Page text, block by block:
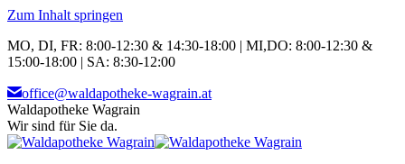
Zum Inhalt springen
MO, DI, FR: 8:00-12:30 & 14:30-18:00 | MI,DO: 8:00-12:30 &
15:00-18:00 | SA: 8:30-12:00
office@waldapotheke-wagrain.at
Waldapotheke Wagrain
Wir sind für Sie da.